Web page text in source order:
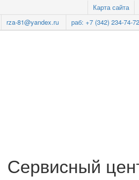
Карта сайта
rza-81@yandex.ru
раб: +7 (342) 234-74-72
Сервисный